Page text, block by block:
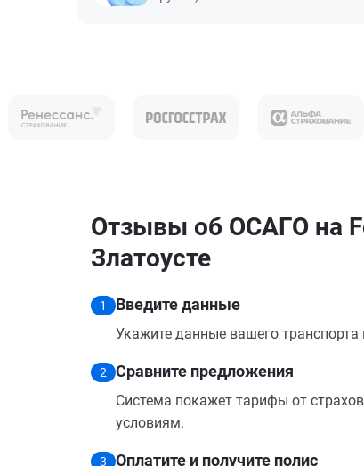
Отзывы об ОСАГО на
Златоусте
1 Введите данные
Укажите данные вашего транспорта
2 Сравните предложения
Система покажет тарифы от
условиям.
3 Оплатите и получите полис